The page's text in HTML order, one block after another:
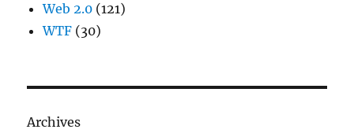
Web 2.0 (121)
WTF (30)
Archives